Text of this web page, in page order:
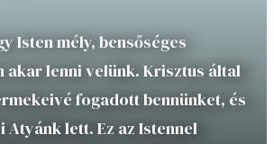
Isten mély, bensőséges
akar lenni velünk. Krisztus által
fogadott bennünket, és
Atyánk lett. Ez az Istennel